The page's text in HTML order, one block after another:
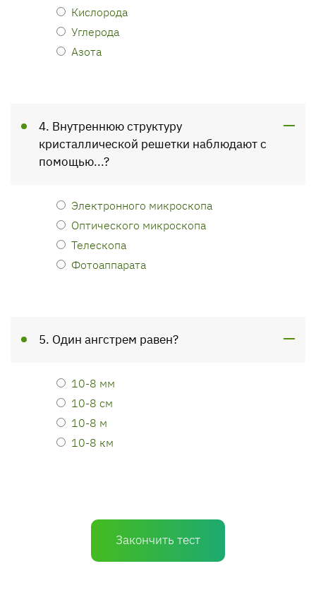
Кислорода
Углерода
Азота
4. Внутреннюю структуру
кристаллической решетки наблюдают с
помощью...?
Электронного микроскопа
Оптического микроскопа
Телескопа
Фотоаппарата
5. Один ангстрем равен?
10-8 мм
10-8 см
10-8 м
10-8 км
Закончить тест